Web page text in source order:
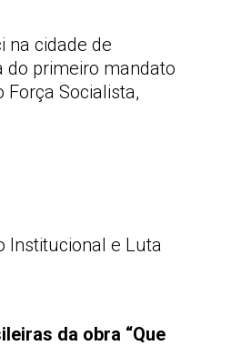
na cidade de
do primeiro mandato
Socialista,
Institucional e Luta
da obra “Que